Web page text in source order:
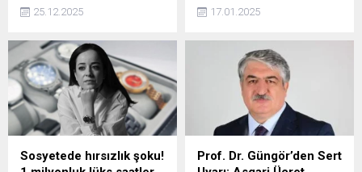
örneğinde yapılan
olduğu belirlendi.
Benzoilekgonin, kokainin
vücutta parçalanması
sonucu oluşan ana
metabolitidir. Kendisi
farmakolojik olarak
etkisizdir, yani uyarıcı veya
bağımlılık yapıcı etkisi yoktur.
25.12.2025
Survivor All Star 2025
devam ediyor. Ünlüler ve
Gönüllüler takımları, yeni
dokunulmazlık oyunu için
kıyasıya mücadele etti. Peki,
Survivor'da eleme adayı kim
oldu? 16 Ocak Perşembe
günü Survivor'da
dokunulmazlık oyununu kim
17.01.2025
Sosyetede hırsızlık şoku!
Prof. Dr. Güngör’den Sert